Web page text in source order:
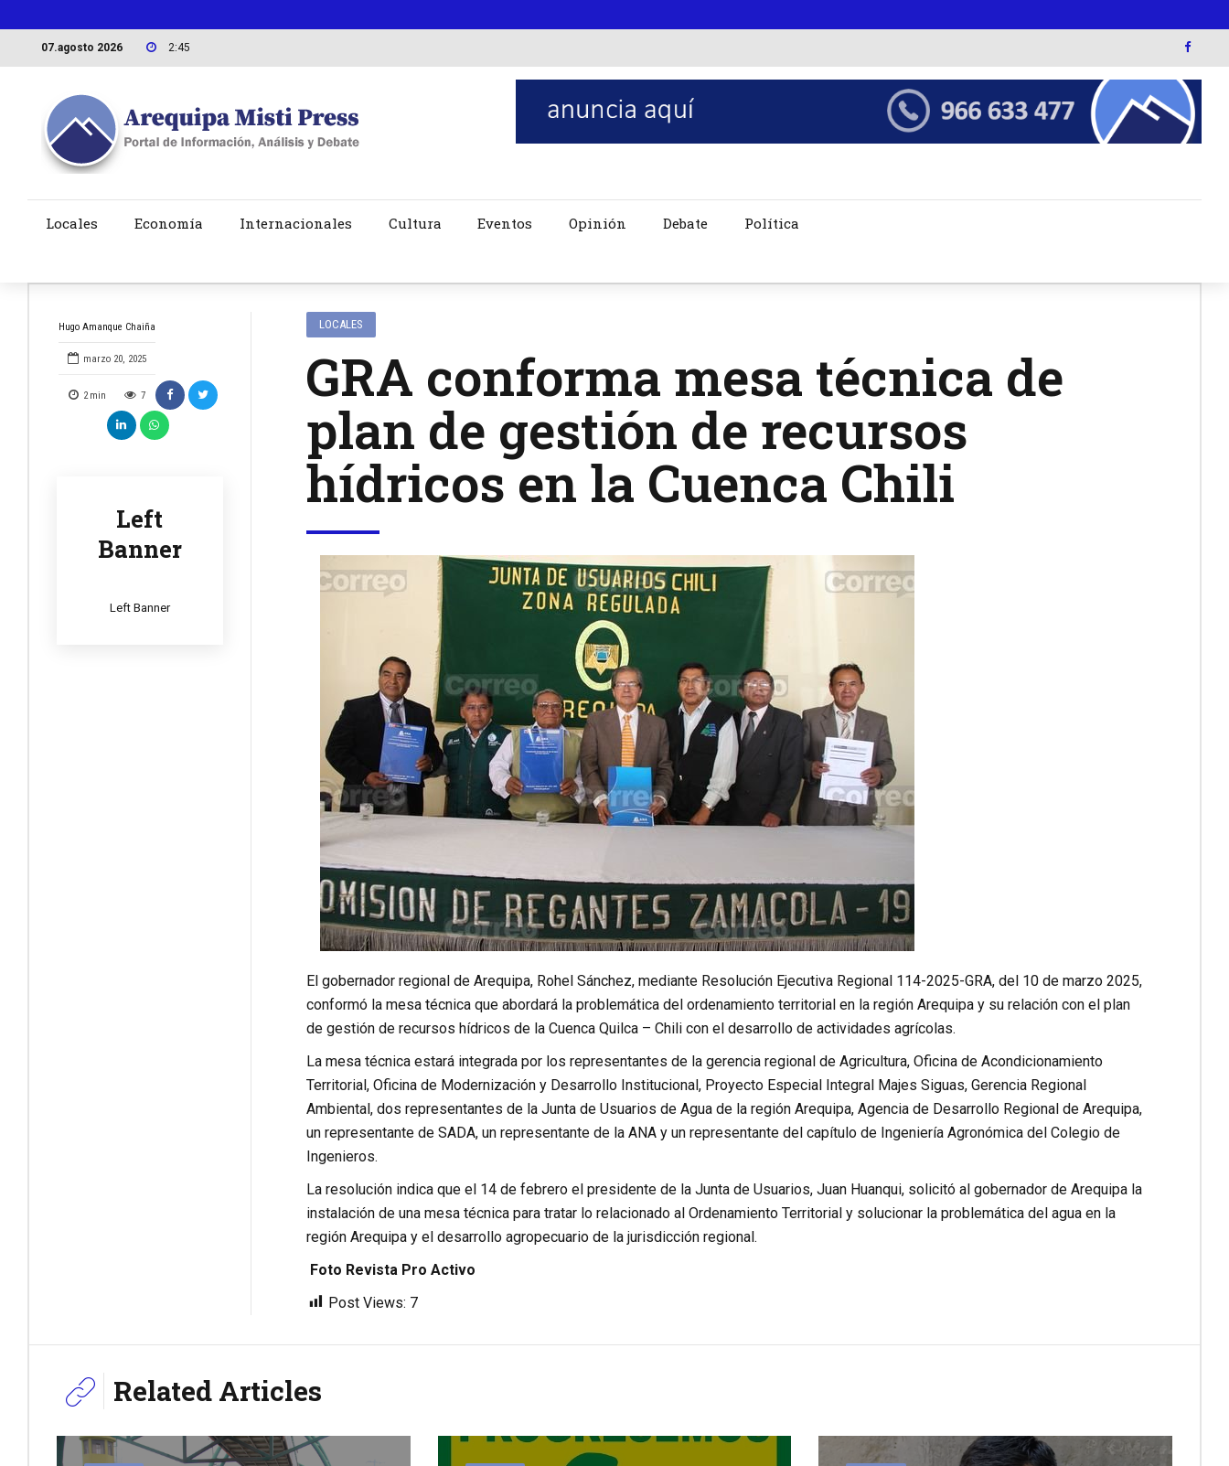
07.agosto 2026 2:45
Locales Economía Internacionales Cultura Eventos Opinión Debate Política
Hugo Amanque Chaiña
marzo 20, 2025
2 min 7
Left
Banner
Left Banner
LOCALES
GRA conforma mesa técnica de
plan de gestión de recursos
hídricos en la Cuenca Chili
El gobernador regional de Arequipa, Rohel Sánchez, mediante Resolución Ejecutiva Regional 114-2025-GRA, del 10 de marzo 2025,
conformó la mesa técnica que abordará la problemática del ordenamiento territorial en la región Arequipa y su relación con el plan
de gestión de recursos hídricos de la Cuenca Quilca – Chili con el desarrollo de actividades agrícolas.
La mesa técnica estará integrada por los representantes de la gerencia regional de Agricultura, Oficina de Acondicionamiento
Territorial, Oficina de Modernización y Desarrollo Institucional, Proyecto Especial Integral Majes Siguas, Gerencia Regional
Ambiental, dos representantes de la Junta de Usuarios de Agua de la región Arequipa, Agencia de Desarrollo Regional de Arequipa,
un representante de SADA, un representante de la ANA y un representante del capítulo de Ingeniería Agronómica del Colegio de
Ingenieros.
La resolución indica que el 14 de febrero el presidente de la Junta de Usuarios, Juan Huanqui, solicitó al gobernador de Arequipa la
instalación de una mesa técnica para tratar lo relacionado al Ordenamiento Territorial y solucionar la problemática del agua en la
región Arequipa y el desarrollo agropecuario de la jurisdicción regional.
Foto Revista Pro Activo
Post Views: 7
Related Articles